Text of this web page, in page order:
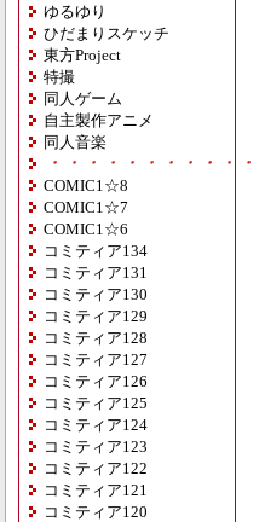
ゆるゆり
ひだまりスケッチ
東方Project
特撮
同人ゲーム
自主製作アニメ
同人音楽
・・・・・・・・・・
COMIC1☆8
COMIC1☆7
COMIC1☆6
コミティア134
コミティア131
コミティア130
コミティア129
コミティア128
コミティア127
コミティア126
コミティア125
コミティア124
コミティア123
コミティア122
コミティア121
コミティア120